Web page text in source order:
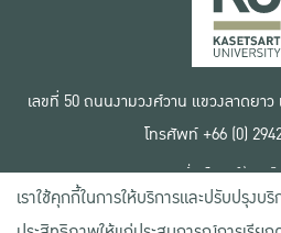
เลขที่ 50 ถนนงามวงศ์วาน แขวงลาดยา
โทรศัพท์ +66 (0)
เงื่อนไขการใช้งานเ
ข้อตกลงด้านสิทธิ์ใ
นโยบายความเป็นส่
เราใช้คุกกี้ในการให้บริการและปรับปรุงบ